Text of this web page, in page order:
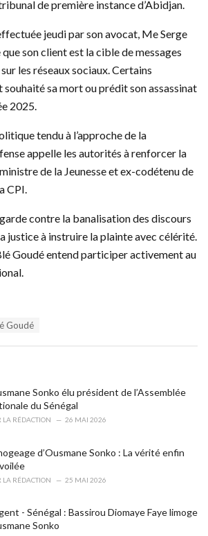
de première instance d’Abidjan.
jeudi par son avocat, Me Serge
son client est la cible de messages
les réseaux sociaux. Certains
souhaité sa mort ou prédit son assassinat
2025.
tendu à l’approche de la
appelle les autorités à renforcer la
de la Jeunesse et ex-codétenu de
CPI.
contre la banalisation des discours
justice à instruire la plainte avec célérité.
Goudé entend participer activement au
Goudé
Sonko élu président de l’Assemblée
du Sénégal
LA RÉDACTION 26 MAI 2026
d’Ousmane Sonko : La vérité enfin
LA RÉDACTION 25 MAI 2026
- Sénégal : Bassirou Diomaye Faye limoge
Sonko